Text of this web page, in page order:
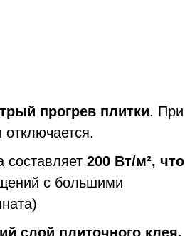
прогрев плитки. При
составляет 200 Вт/м², что
с большими
слой плиточного клея.